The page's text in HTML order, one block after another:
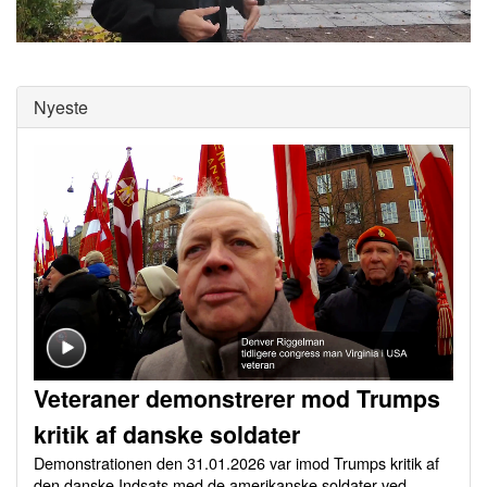
0
seconds
Nyeste
Veteraner demonstrerer mod Trumps
kritik af danske soldater
Demonstrationen den 31.01.2026 var imod Trumps kritik af